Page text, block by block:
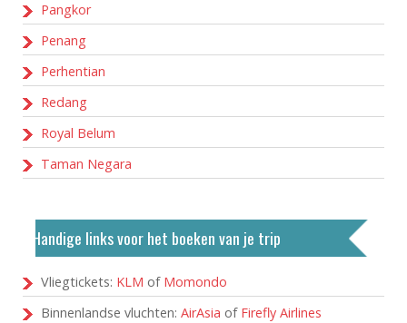
Pangkor
Penang
Perhentian
Redang
Royal Belum
Taman Negara
Handige links voor het boeken van je trip
Vliegtickets: KLM of Momondo
Binnenlandse vluchten: AirAsia of Firefly Airlines